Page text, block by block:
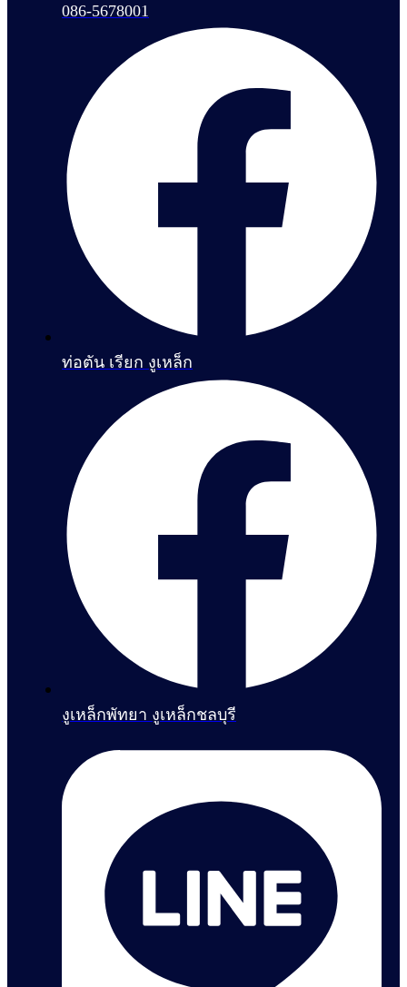
086-5678001
ท่อตัน เรียก งูเหล็ก
งูเหล็กพัทยา งูเหล็กชลบุรี